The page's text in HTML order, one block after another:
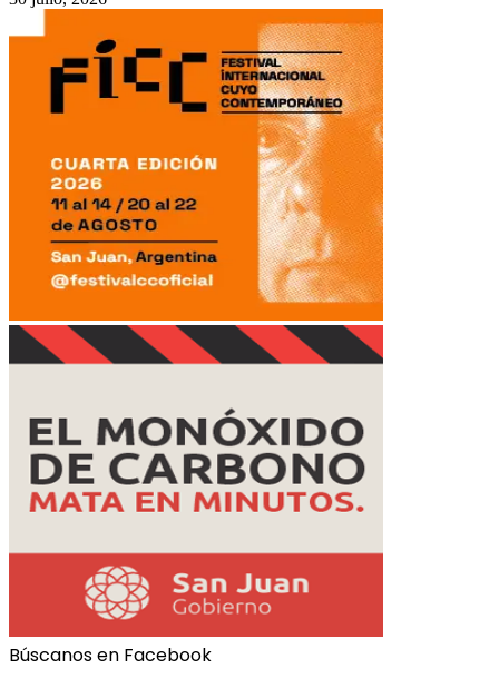
Búscanos en Facebook